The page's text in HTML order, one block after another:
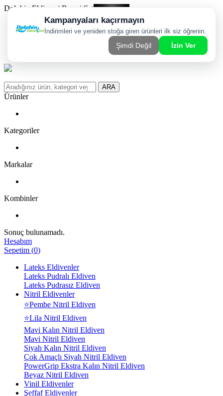
Dolphin Eldiven | Resmi Satış Sitesi
Kargom Nerede?
WhatsApp Sipariş Hattı
ARA
Ürünler
Kategoriler
Markalar
Kombinler
Sonuç bulunamadı.
Hesabım
Sepetim (0)
Lateks Eldivenler
Lateks Pudralı Eldiven
Lateks Pudrasız Eldiven
Nitril Eldivenler
⭐Pembe Nitril Eldiven
⭐Lila Nitril Eldiven
Mavi Kalın Nitril Eldiven
Mavi Nitril Eldiven
Siyah Kalın Nitril Eldiven
Çok Amaçlı Siyah Nitril Eldiven
PowerGrip Ekstra Kalın Nitril Eldiven
Beyaz Nitril Eldiven
Vinil Eldivenler
Şeffaf Eldivenler